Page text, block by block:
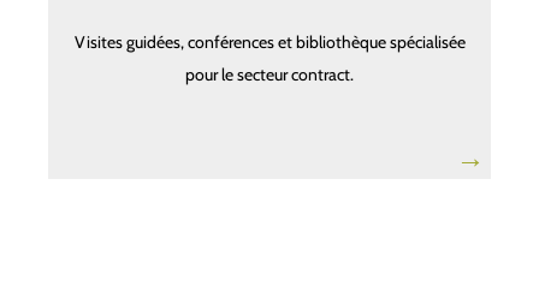
Visites guidées, conférences et bibliothèque spécialisée
pour le secteur contract.
→